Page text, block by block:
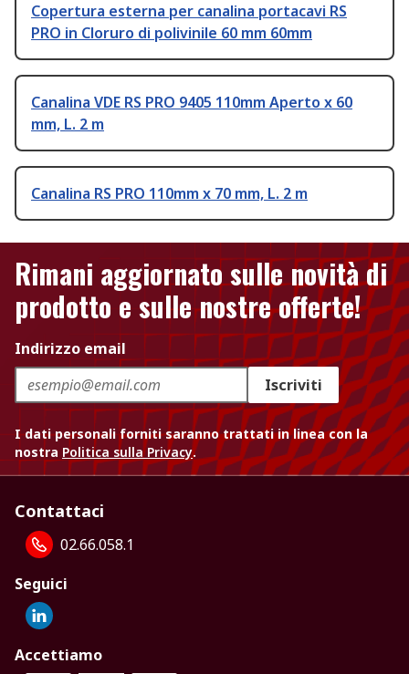
Copertura esterna per canalina portacavi RS
PRO in Cloruro di polivinile 60 mm 60mm
Canalina VDE RS PRO 9405 110mm Aperto x 60
mm, L. 2 m
Canalina RS PRO 110mm x 70 mm, L. 2 m
Rimani aggiornato sulle novità di
prodotto e sulle nostre offerte!
Indirizzo email
Iscriviti
I dati personali forniti saranno trattati in linea con la
nostra Politica sulla Privacy.
Contattaci
02.66.058.1
Seguici
Accettiamo